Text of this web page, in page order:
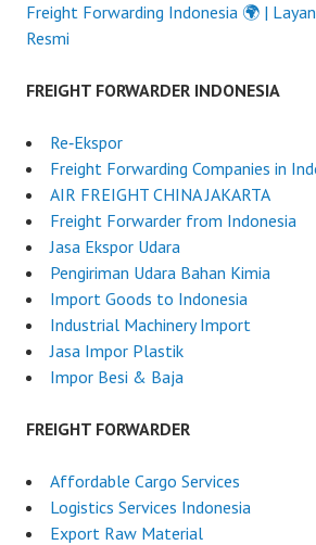
Freight Forwarding Indonesia 🌍 |
Resmi
FREIGHT FORWARDER INDONESIA
Re‑Ekspor
Freight Forwarding Companies in
AIR FREIGHT CHINA JAKARTA
Freight Forwarder from Indonesia
Jasa Ekspor Udara
Pengiriman Udara Bahan Kimia
Import Goods to Indonesia
Industrial Machinery Import
Jasa Impor Plastik
Impor Besi & Baja
FREIGHT FORWARDER
Affordable Cargo Services
Logistics Services Indonesia
Export Raw Material